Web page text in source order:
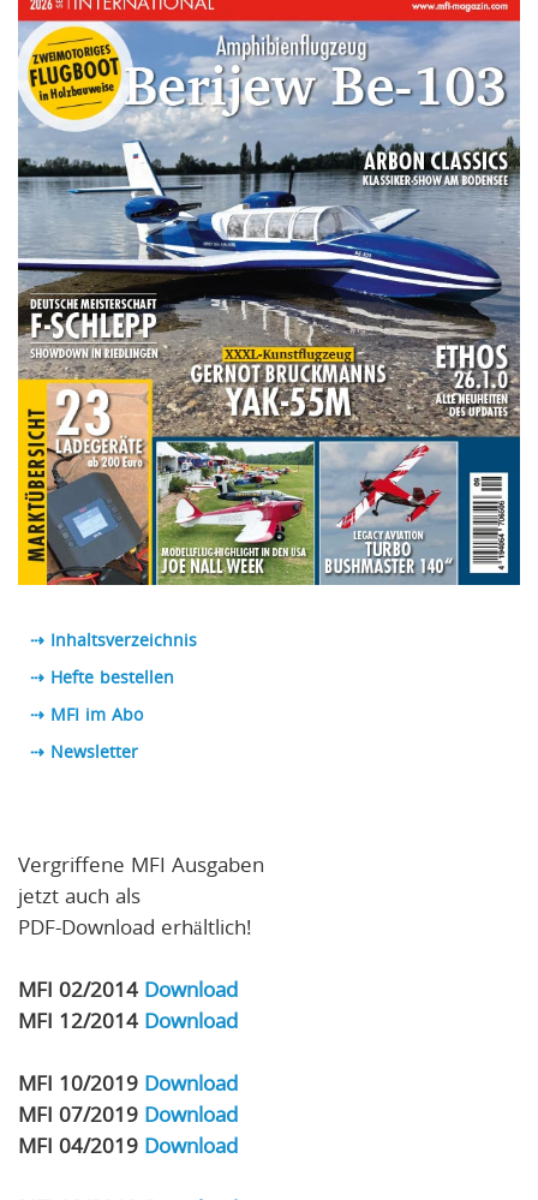
⇢ Inhaltsverzeichnis
⇢ Hefte bestellen
⇢ MFI im Abo
⇢ Newsletter
Vergriffene MFI Ausgaben
jetzt auch als
PDF-Download erhältlich!
MFI 02/2014 Download
MFI 12/2014 Download
MFI 10/2019 Download
MFI 07/2019 Download
MFI 04/2019 Download